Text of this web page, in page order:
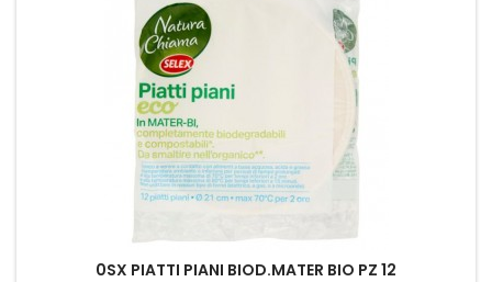
0SX PIATTI PIANI BIOD.MATER BIO PZ 12